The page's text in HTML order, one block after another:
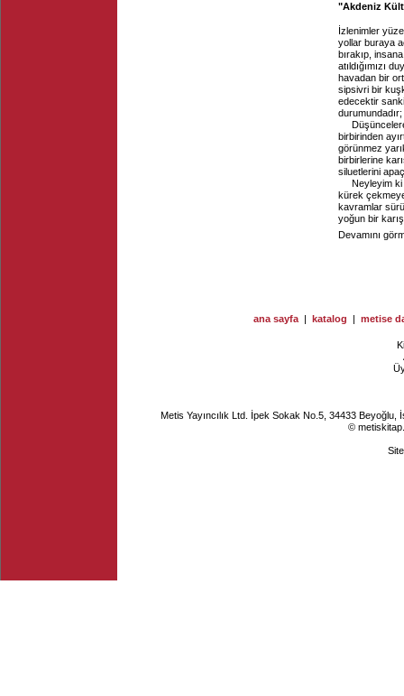
"Akdeniz
İzlenimler
yollar buraya
bırakıp,
atıldığımızı
havadan bir
sipsivri bir
edecektir
birbirinden
görünmez
birbirlerine
siluetlerini
Neyleyim
kürek
kavramlar
yoğun bir
Devamını
ana sayfa | katalog | metise
Metis Yayıncılık Ltd. İpek Sokak No.5, 34433
©